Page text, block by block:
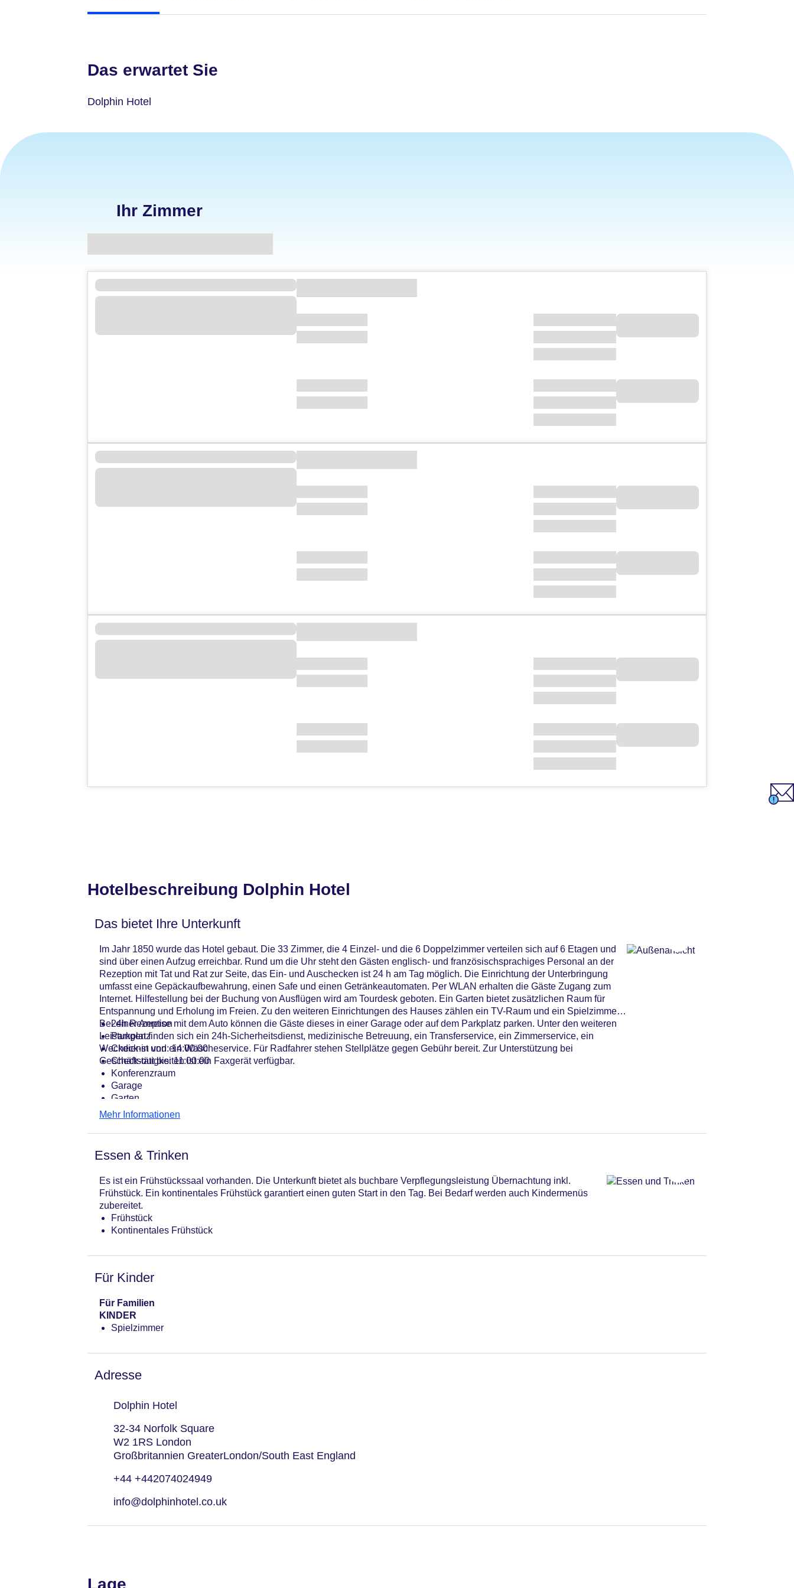
Das erwartet Sie
Dolphin Hotel
Ihr Zimmer
Hotelbeschreibung Dolphin Hotel
Das bietet Ihre Unterkunft
Im Jahr 1850 wurde das Hotel gebaut. Die 33 Zimmer, die 4 Einzel- und die 6 Doppelzimmer verteilen sich auf 6 Etagen und
sind über einen Aufzug erreichbar. Rund um die Uhr steht den Gästen englisch- und französischsprachiges Personal an der
Rezeption mit Tat und Rat zur Seite, das Ein- und Auschecken ist 24 h am Tag möglich. Die Einrichtung der Unterbringung
umfasst eine Gepäckaufbewahrung, einen Safe und einen Getränkeautomaten. Per WLAN erhalten die Gäste Zugang zum
Internet. Hilfestellung bei der Buchung von Ausflügen wird am Tourdesk geboten. Ein Garten bietet zusätzlichen Raum für
Entspannung und Erholung im Freien. Zu den weiteren Einrichtungen des Hauses zählen ein TV-Raum und ein Spielzimmer.
Bei einer Anreise mit dem Auto können die Gäste dieses in einer Garage oder auf dem Parkplatz parken. Unter den weiteren
Leistungen finden sich ein 24h-Sicherheitsdienst, medizinische Betreuung, ein Transferservice, ein Zimmerservice, ein
Weckdienst und ein Wäscheservice. Für Radfahrer stehen Stellplätze gegen Gebühr bereit. Zur Unterstützung bei
Geschäftstätigkeiten ist ein Faxgerät verfügbar.
24h Rezeption
Parkplatz
Check-in von: 14:00:00
Check-out bis: 11:00:00
Konferenzraum
Garage
Garten
Hoteleröffnung: 1850
WLAN/WiFi im Hotel
Lift
Anzahl der Aufzüge: 1
Zimmerservice
Gesamtanzahl der Stockwerke: 6
Gesamtanzahl der Zimmer: 33
Zahlungsarten: American Express, Diners Club, EC Maestro, Mastercard, Visa
Mehr Informationen
Essen & Trinken
Es ist ein Frühstückssaal vorhanden. Die Unterkunft bietet als buchbare Verpflegungsleistung Übernachtung inkl.
Frühstück. Ein kontinentales Frühstück garantiert einen guten Start in den Tag. Bei Bedarf werden auch Kindermenüs
zubereitet.
Frühstück
Kontinentales Frühstück
Für Kinder
Für Familien
KINDER
Spielzimmer
Adresse
Dolphin Hotel
32-34 Norfolk Square
W2 1RS London
Großbritannien GreaterLondon/South East England
+44 +442074024949
info@dolphinhotel.co.uk
Lage